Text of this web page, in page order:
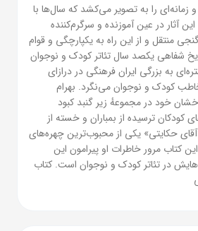
زمانه‌ای را به تصویر می‌کشد که سال‌ها با
آثار در عین آموزنده و سرگرم‌کننده
منتقل و از این راه به یکپارچگی و قوام
شفاهی یکصد سال تئاتر کودک و نوجوان
به بزرگی ایران فرهنگی در درازای
کودک و نوجوان می‌نگرد. بهرام
خود در مجموعهٔ زیر گنبد کبود
کودکان ترسیده از بمباران و خسته از
حکایتی» یکی از محبوب‌ترین چهره‌های
کتاب مرور خاطرات او پیرامون این
در تئاتر کودک و نوجوان است. کتاب